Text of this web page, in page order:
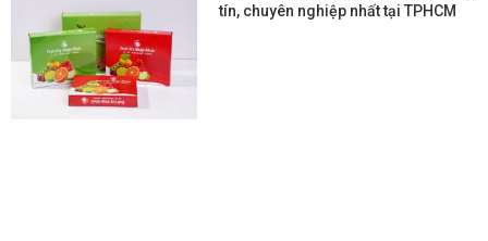
tín, chuyên nghiệp nhất tại TPHCM